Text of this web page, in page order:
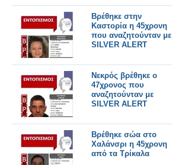
Βρέθηκε στην
Καστορία η 45χρονη
που αναζητούνταν με
SILVER ALERT
Νεκρός βρέθηκε ο
47χρονος που
αναζητούνταν με
SILVER ALERT
Βρέθηκε σώα στο
Χαλάνσρι η 45χρονη
από τα Τρίκαλα